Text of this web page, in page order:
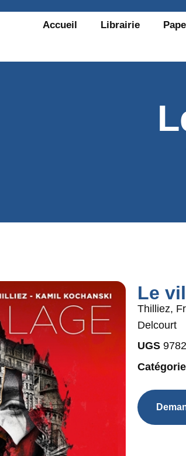
Accueil Librairie
Le
Thilliez,
Delcourt
UGS
Catégorie